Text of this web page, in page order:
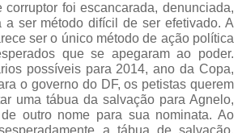
corruptor foi escancarada, denunciada,
a ser método difícil de ser efetivado. A
ser o único método de ação política
que se apegaram ao poder.
possíveis para 2014, ano da Copa,
o governo do DF, os petistas querem
uma tábua da salvação para Agnelo,
outro nome para sua nominata. Ao